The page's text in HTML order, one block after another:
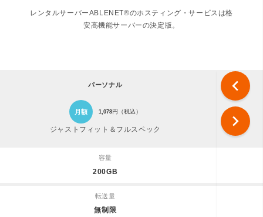
レンタルサーバーABLENET®のホスティング・サービスは格
安高機能サーバーの決定版。
chevron_left
パーソナル
月額 1,078円（税込）
ジャストフィット＆フルスペック
容量
200GB
転送量
無制限
chevron_right